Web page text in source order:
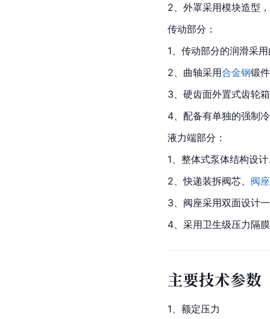
2、外罩采用模块造型
传动部分：
1、传动部分的润滑采
2、曲轴采用合金钢锻
3、硬齿面外置式齿轮
4、配备有单独的强制
液力端部分：
1、整体式泵体结构设
2、快递装拆阀芯、 阀座
3、阀座采用双面设计
4、采用卫生级压力隔
主要技术参数
1、额定压力